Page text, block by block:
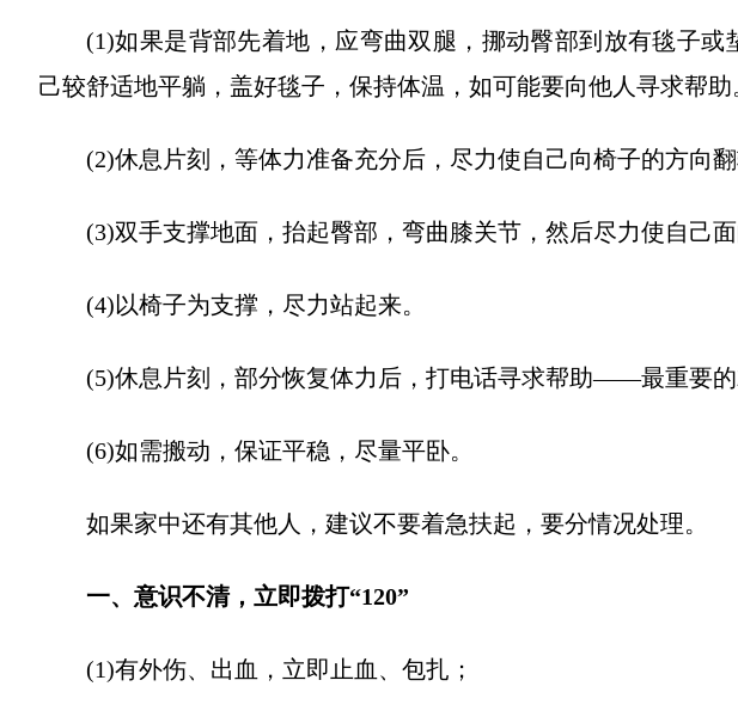
(1)如果是背部先着地，应弯曲双腿，挪动臀部到放有毯子或
己较舒适地平躺，盖好毯子，保持体温，如可能要向他人寻求帮助
(2)休息片刻，等体力准备充分后，尽力使自己向椅子的方向
(3)双手支撑地面，抬起臀部，弯曲膝关节，然后尽力使自己
(4)以椅子为支撑，尽力站起来。
(5)休息片刻，部分恢复体力后，打电话寻求帮助——最重要的
(6)如需搬动，保证平稳，尽量平卧。
如果家中还有其他人，建议不要着急扶起，要分情况处理。
一、意识不清，立即拨打“120”
(1)有外伤、出血，立即止血、包扎；